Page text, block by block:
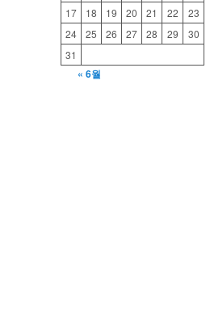
17
18 19 20 21 22
23
24
25 26 27 28 29
30
31
« 6월